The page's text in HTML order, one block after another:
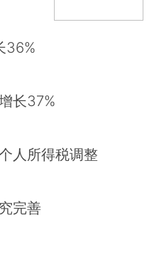
36%
长37%
人所得税调整
完善